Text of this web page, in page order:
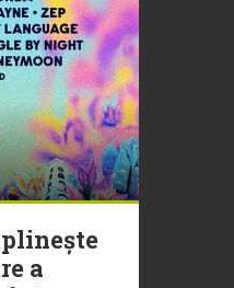
Aia x
Theo
a